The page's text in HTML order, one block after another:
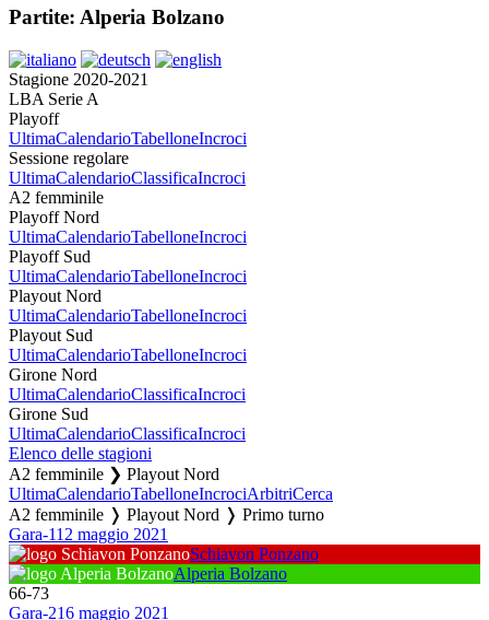
Partite: Alperia Bolzano
Stagione 2020-2021
LBA Serie A
Playoff
UltimaCalendarioTabelloneIncroci
Sessione regolare
UltimaCalendarioClassificaIncroci
A2 femminile
Playoff Nord
UltimaCalendarioTabelloneIncroci
Playoff Sud
UltimaCalendarioTabelloneIncroci
Playout Nord
UltimaCalendarioTabelloneIncroci
Playout Sud
UltimaCalendarioTabelloneIncroci
Girone Nord
UltimaCalendarioClassificaIncroci
Girone Sud
UltimaCalendarioClassificaIncroci
Elenco delle stagioni
A2 femminile ❯ Playout Nord
UltimaCalendarioTabelloneIncrociArbitriCerca
A2 femminile ❭ Playout Nord ❭ Primo turno
Gara-112 maggio 2021
Schiavon Ponzano
Alperia Bolzano
66-73
Gara-216 maggio 2021